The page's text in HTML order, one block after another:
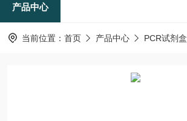
产品中心
当前位置： 首页 产品中心 PCR试剂盒